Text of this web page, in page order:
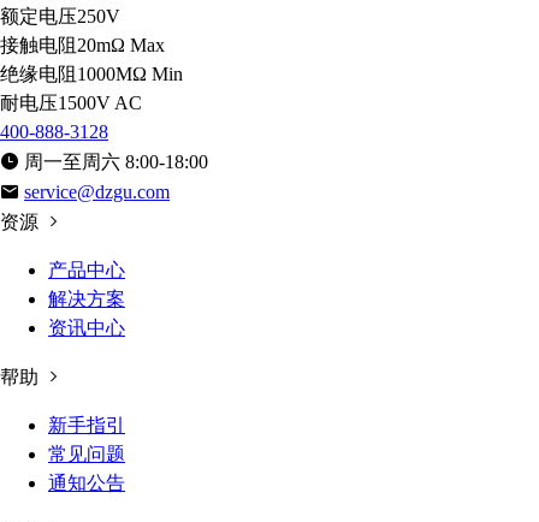
额定电压250V
接触电阻 20mΩ Max
绝缘电阻 1000MΩ Min
耐电压1500V AC
400-888-3128
周一至周六 8:00-18:00
service@dzgu.com
资源
产品中心
解决方案
资讯中心
帮助
新手指引
常见问题
通知公告